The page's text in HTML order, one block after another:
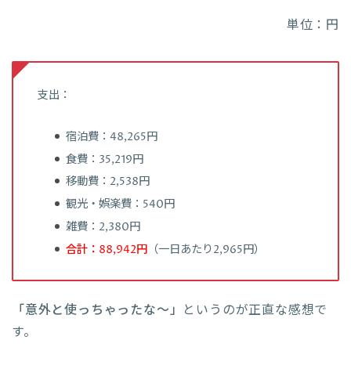
単位：円
支出：
宿泊費：48,265円
食費：35,219円
移動費：2,538円
観光・娯楽費：540円
雑費：2,380円
合計：88,942円 （一日あたり2,965円）
「意外と使っちゃったな〜」 というのが正直な感想で
す。